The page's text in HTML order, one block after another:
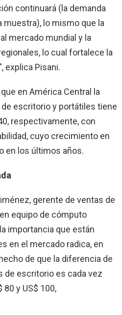
continuará (la demanda
muestra), lo mismo que la
mercado mundial y la
lo cual fortalece la
explica Pisani.
en América Central la
escritorio y portátiles tiene
respectivamente, con
cuyo crecimiento en
en los últimos años.
gerente de ventas de
equipo de cómputo
importancia que están
en el mercado radica, en
de que la diferencia de
de escritorio es cada vez
80 y US$ 100,